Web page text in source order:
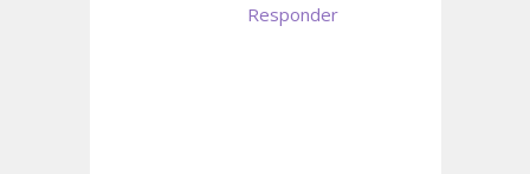
Responder